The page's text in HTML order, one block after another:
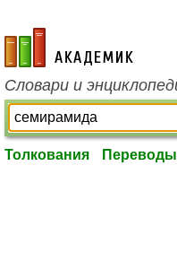
academic.ru
Словари и
Толкования Переводы